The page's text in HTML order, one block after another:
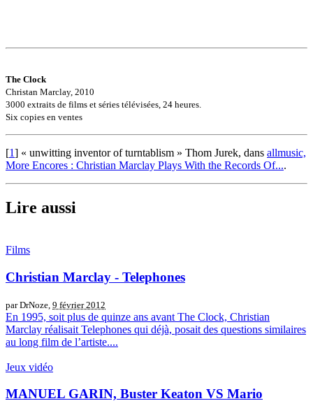
The Clock
Christan Marclay, 2010
3000 extraits de films et séries télévisées, 24 heures.
Six copies en ventes
[1] « unwitting inventor of turntablism » Thom Jurek, dans allmusic,
More Encores : Christian Marclay Plays With the Records Of....
Lire aussi
Films
Christian Marclay - Telephones
par DrNoze, 9 février 2012
En 1995, soit plus de quinze ans avant The Clock, Christian
Marclay réalisait Telephones qui déjà, posait des questions similaires
au long film de l’artiste....
Jeux vidéo
MANUEL GARIN, Buster Keaton VS Mario